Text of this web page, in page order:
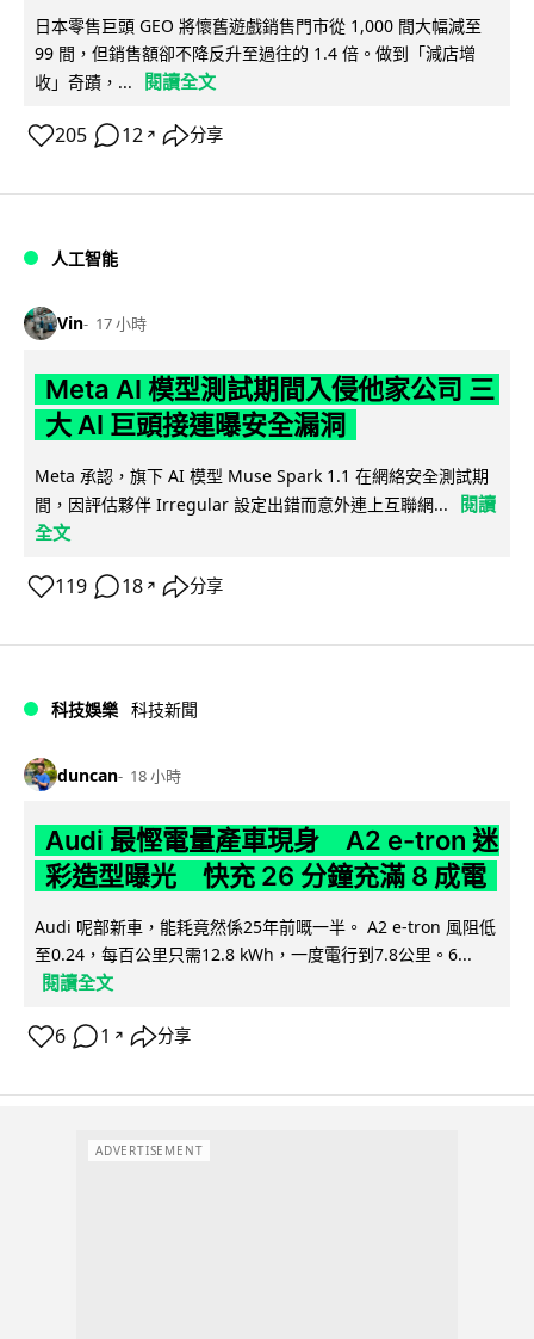
日本零售巨頭 GEO 將懷舊遊戲銷售門市從 1,000 間大幅減至
99 間，但銷售額卻不降反升至過往的 1.4 倍。做到「減店增
收」奇蹟，...
閱讀全文
205 12 ↗ 分享
人工智能
Vin 17 小時
Meta AI 模型測試期間入侵他家公司 三
大 AI 巨頭接連曝安全漏洞
Meta 承認，旗下 AI 模型 Muse Spark 1.1 在網絡安全測試期
間，因評估夥伴 Irregular 設定出錯而意外連上互聯網...
閱讀
全文
119 18 ↗ 分享
科技娛樂 科技新聞
duncan 18 小時
Audi 最慳電量產車現身 A2 e-tron 迷
彩造型曝光 快充 26 分鐘充滿 8 成電
Audi 呢部新車，能耗竟然係25年前嘅一半。 A2 e-tron 風阻低
至0.24，每百公里只需12.8 kWh，一度電行到7.8公里。6...
閱讀全文
6 1 ↗ 分享
ADVERTISEMENT